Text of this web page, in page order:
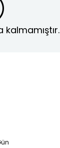
kalmamıştır.